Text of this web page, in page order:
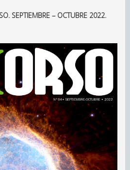
SEPTIEMBRE – OCTUBRE 2022.